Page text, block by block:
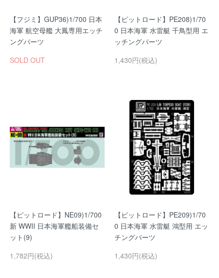
【フジミ】GUP36)1/700 日本
海軍 航空母艦 大鳳専用エッチ
ングパーツ
SOLD OUT
【ピットロード】PE208)1/70
0 日本海軍 水雷艇 千鳥型用 エ
ッチングパーツ
1,430円(税込)
【ピットロード】NE09)1/700
新 WWII 日本海軍艦船装備セ
ット(9)
1,782円(税込)
【ピットロード】PE209)1/70
0 日本海軍 水雷艇 鴻型用 エッ
チングパーツ
1,430円(税込)